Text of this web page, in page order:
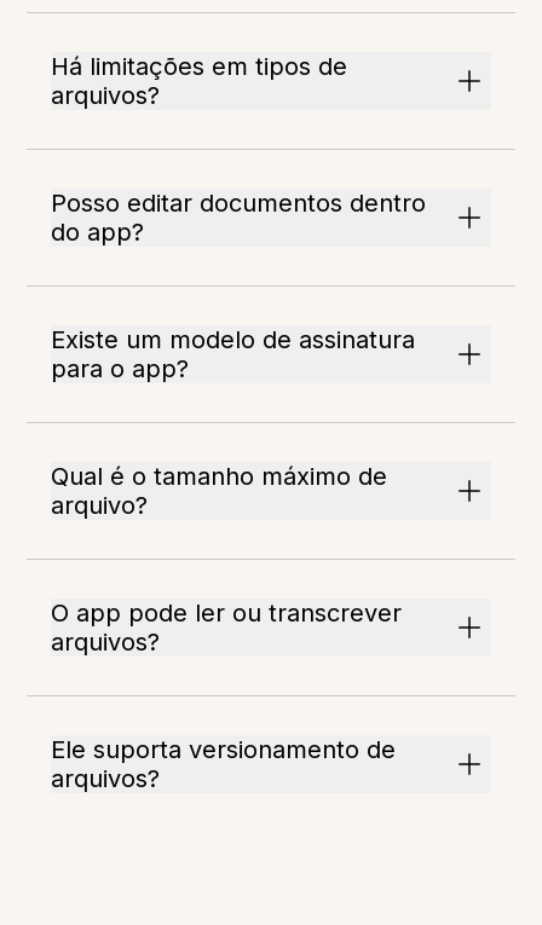
Há limitações em tipos de
arquivos?
Posso editar documentos dentro
do app?
Existe um modelo de assinatura
para o app?
Qual é o tamanho máximo de
arquivo?
O app pode ler ou transcrever
arquivos?
Ele suporta versionamento de
arquivos?